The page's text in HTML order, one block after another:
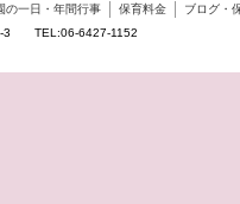
の一日・年間行事 保育料金
ブログ・
3 TEL:06-6427-1152